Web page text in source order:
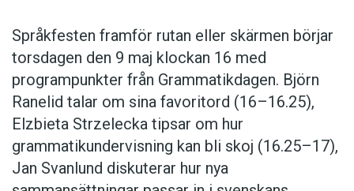
Språkfesten framför rutan eller skärmen börjar
torsdagen den 9 maj klockan 16 med
programpunkter från Grammatikdagen. Björn
Ranelid talar om sina favoritord (16–16.25),
Elzbieta Strzelecka tipsar om hur
grammatikundervisning kan bli skoj (16.25–17),
Jan Svanlund diskuterar hur nya